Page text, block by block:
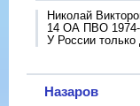
Николай
14 ОА ПВО 1974-
У России
Назаров